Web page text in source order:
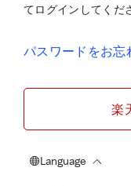
てログインしてくだ
パスワードをお忘
楽